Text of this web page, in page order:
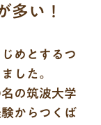
多い！
めとするつ
した。
の筑波大学
からつくば